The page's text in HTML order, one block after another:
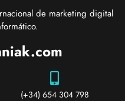
de marketing digital
(+34) 654 304 798